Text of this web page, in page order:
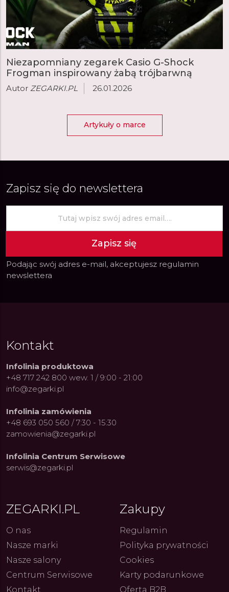
Constant: Pasja,
i Dostępny Luksus z
27.07.2026
Fenomen marki Festina. Od
kolarskich pasji do ikonicznych
Autor ZEGARKI.PL 4.08.2026
Niezapomniany zegarek Casio G-Shock
Frogman inspirowany żabą trójbarwną
Autor ZEGARKI.PL 26.01.2026
Artykuły o marce
Zapisz się do newslettera
Zapisz się
Podając swój adres e-mail, akceptujesz regulamin
newslettera
Kontakt
Infolinia produktowa
+48 717 242 800 wew. 1 / 9:00 - 21:00
info@zegarki.pl
Infolinia zamówienia
+48 693 050 560 / 7:30 - 15:30
zamowienia@zegarki.pl
Infolinia Centrum Serwisowe
serwis@zegarki.pl
ZEGARKI.PL
O nas
Nasze marki
Nasze salony
Centrum Serwisowe
Kontakt
Zakupy
Regulamin
Polityka prywatności
Cookies
Karty podarunkowe
Oferta B2B